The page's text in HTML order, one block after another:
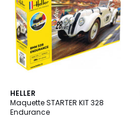
HELLER
Maquette STARTER KIT 328
Endurance